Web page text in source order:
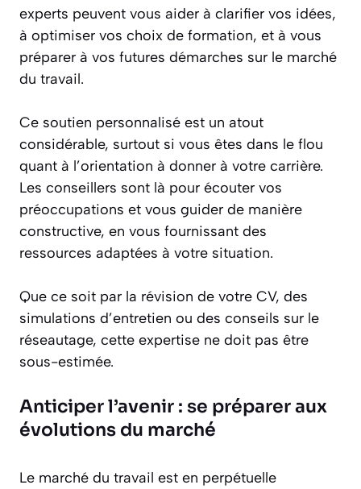
experts peuvent vous aider à clarifier vos idées,
à optimiser vos choix de formation, et à vous
préparer à vos futures démarches sur le marché
du travail.
Ce soutien personnalisé est un atout
considérable, surtout si vous êtes dans le flou
quant à l’orientation à donner à votre carrière.
Les conseillers sont là pour écouter vos
préoccupations et vous guider de manière
constructive, en vous fournissant des
ressources adaptées à votre situation.
Que ce soit par la révision de votre CV, des
simulations d’entretien ou des conseils sur le
réseautage, cette expertise ne doit pas être
sous-estimée.
Anticiper l’avenir : se préparer aux
évolutions du marché
Le marché du travail est en perpétuelle